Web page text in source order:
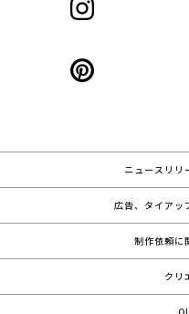
ニュースリリ
広告、タイアッ
制作依頼に
クリ